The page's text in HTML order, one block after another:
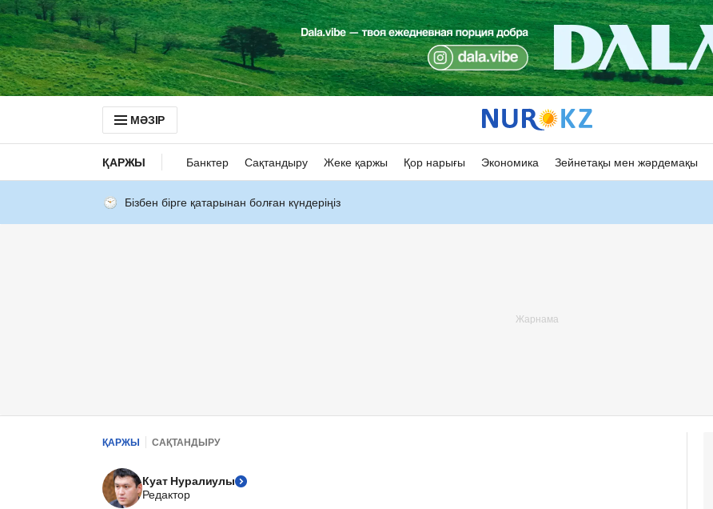
МӘЗІР
ҚАРЖЫ Банктер Сақтандыру Жеке қаржы Қор нарығы Экономика Зейнетақы мен жәрдемақы
Бізбен бірге қатарынан болған күндеріңіз
ҚАРЖЫ САҚТАНДЫРУ
Куат Нуралиулы
Редактор